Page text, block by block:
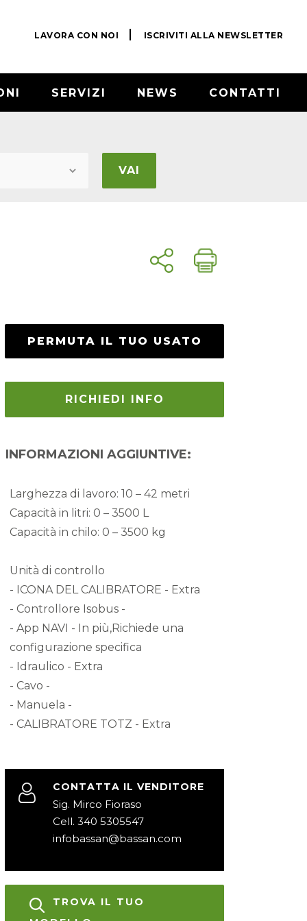
LAVORA CON NOI ISCRIVITI ALLA NEWSLETTER
SERVIZI NEWS CONTATTI
VAI
PERMUTA IL TUO USATO
RICHIEDI INFO
INFORMAZIONI AGGIUNTIVE:
Larghezza di lavoro: 10 – 42 metri
Capacità in litri: 0 – 3500 L
Capacità in chilo: 0 – 3500 kg
Unità di controllo
- ICONA DEL CALIBRATORE - Extra
- Controllore Isobus -
- App NAVI - In più,Richiede una
configurazione specifica
- Idraulico - Extra
- Cavo -
- Manuela -
- CALIBRATORE TOTZ - Extra
CONTATTA IL VENDITORE
Sig. Mirco Fioraso
Cell. 340 5305547
infobassan@bassan.com
TROVA IL TUO